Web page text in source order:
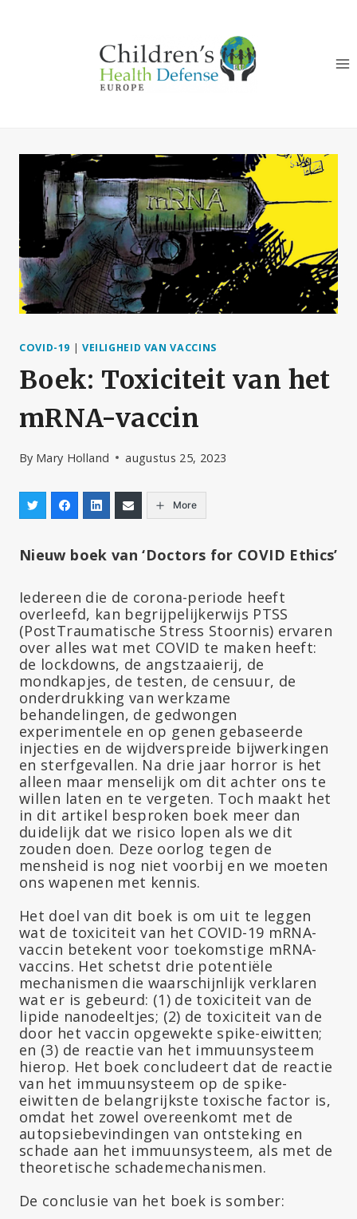
COVID-19 | VEILIGHEID VAN VACCINS
Boek: Toxiciteit van het
mRNA-vaccin
By Mary Holland augustus 25, 2023
More
Nieuw boek van ‘Doctors for COVID Ethics’
Iedereen die de corona-periode heeft
overleefd, kan begrijpelijkerwijs PTSS
(PostTraumatische Stress Stoornis) ervaren
over alles wat met COVID te maken heeft:
de lockdowns, de angstzaaierij, de
mondkapjes, de testen, de censuur, de
onderdrukking van werkzame
behandelingen, de gedwongen
experimentele en op genen gebaseerde
injecties en de wijdverspreide bijwerkingen
en sterfgevallen. Na drie jaar horror is het
alleen maar menselijk om dit achter ons te
willen laten en te vergeten. Toch maakt het
in dit artikel besproken boek meer dan
duidelijk dat we risico lopen als we dit
zouden doen. Deze oorlog tegen de
mensheid is nog niet voorbij en we moeten
ons wapenen met kennis.
Het doel van dit boek is om uit te leggen
wat de toxiciteit van het COVID-19 mRNA-
vaccin betekent voor toekomstige mRNA-
vaccins. Het schetst drie potentiële
mechanismen die waarschijnlijk verklaren
wat er is gebeurd: (1) de toxiciteit van de
lipide nanodeeltjes; (2) de toxiciteit van de
door het vaccin opgewekte spike-eiwitten;
en (3) de reactie van het immuunsysteem
hierop. Het boek concludeert dat de reactie
van het immuunsysteem op de spike-
eiwitten de belangrijkste toxische factor is,
omdat het zowel overeenkomt met de
autopsiebevindingen van ontsteking en
schade aan het immuunsysteem, als met de
theoretische schademechanismen.
De conclusie van het boek is somber: